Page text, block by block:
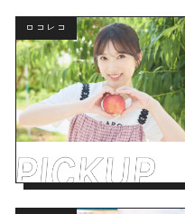
ロコレコ